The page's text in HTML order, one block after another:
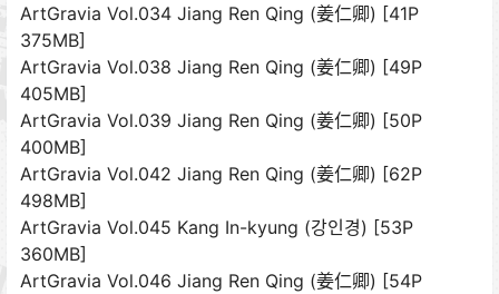
ArtGravia Vol.034 Jiang Ren Qing (姜仁卿) [41P
375MB]
ArtGravia Vol.038 Jiang Ren Qing (姜仁卿) [49P
405MB]
ArtGravia Vol.039 Jiang Ren Qing (姜仁卿) [50P
400MB]
ArtGravia Vol.042 Jiang Ren Qing (姜仁卿) [62P
498MB]
ArtGravia Vol.045 Kang In-kyung (강인경) [53P
360MB]
ArtGravia Vol.046 Jiang Ren Qing (姜仁卿) [54P